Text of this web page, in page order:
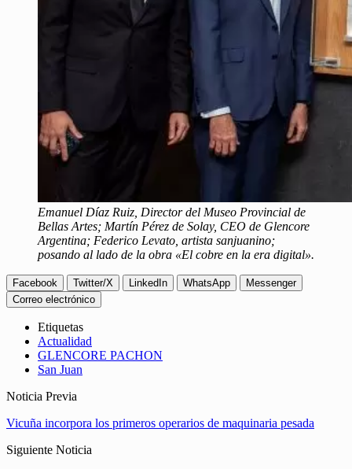
Emanuel Díaz Ruiz, Director del Museo Provincial de
Bellas Artes; Martín Pérez de Solay, CEO de Glencore
Argentina; Federico Levato, artista sanjuanino;
posando al lado de la obra «El cobre en la era digital».
Facebook Twitter/X LinkedIn WhatsApp
Messenger
Correo electrónico
Etiquetas
Actualidad
GLENCORE PACHON
San Juan
Noticia Previa
Vicuña incorpora los primeros operarios de maquinaria pesada
Siguiente Noticia